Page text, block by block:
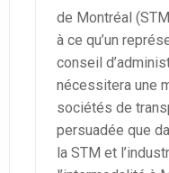
de Montréal
à ce qu’un
conseil
nécessitera une
sociétés de
persuadée que
la STM et